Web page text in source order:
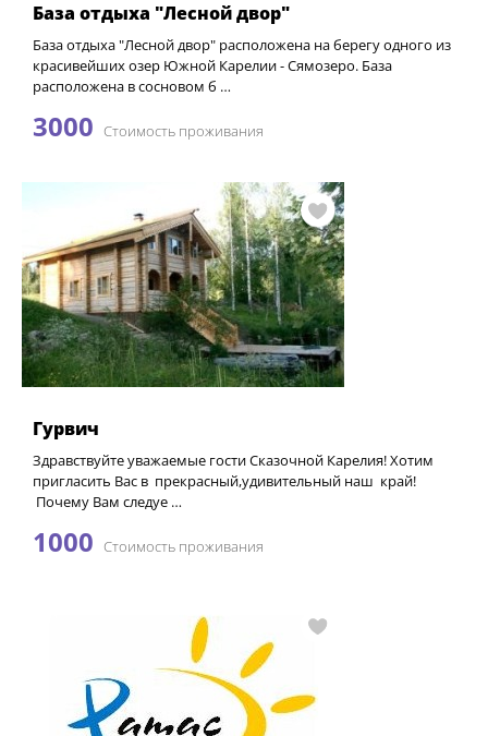
База отдыха "Лесной двор"
База отдыха "Лесной двор" расположена на берегу одного из
красивейших озер Южной Карелии - Сямозеро. База
расположена в сосновом б …
3000 Стоимость проживания
Гурвич
Здравствуйте уважаемые гости Сказочной Карелия! Хотим
пригласить Вас в прекрасный,удивительный наш край!
Почему Вам следуе …
1000 Стоимость проживания